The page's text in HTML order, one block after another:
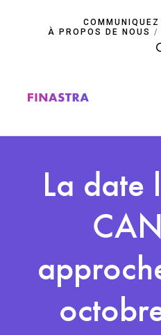
À PROPOS DE NOUS
La date